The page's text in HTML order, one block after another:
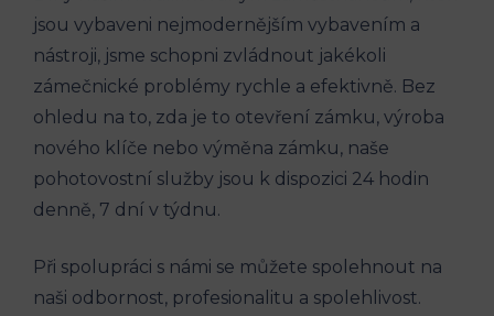
jsou vybaveni nejmodernějším vybavením a
nástroji, jsme schopni zvládnout jakékoli
zámečnické problémy rychle a efektivně. Bez
ohledu na to, zda je to otevření zámku, výroba
nového klíče nebo výměna zámku, naše
pohotovostní služby jsou k dispozici 24 hodin
denně, 7 dní v týdnu.
Při spolupráci s námi se můžete spolehnout na
naši odbornost, profesionalitu a spolehlivost.